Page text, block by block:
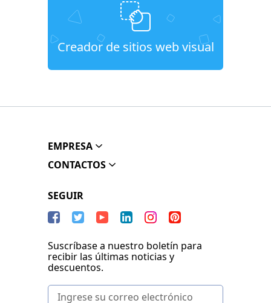
Creador de sitios web visual
EMPRESA
CONTACTOS
SEGUIR
Suscríbase a nuestro boletín para
recibir las últimas noticias y
descuentos.